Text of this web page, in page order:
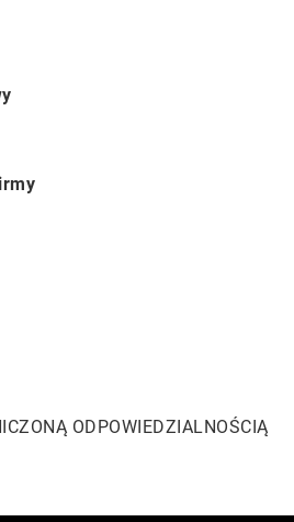
ODPOWIEDZIALNOŚCIĄ